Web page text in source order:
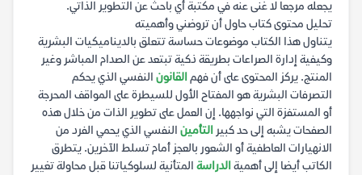
يجعله مرجعا لا غنى عنه في مكتبة أي باحث عن التطوير الذاتي.
تحليل محتوى كتاب حاول أن تروضني وأهميته
يتناول هذا الكتاب موضوعات حساسة تتعلق بالديناميكيات البشرية
وكيفية إدارة الصراعات بطريقة ذكية تبتعد عن الصدام المباشر وغير
المنتج. يركز المحتوى على أن فهمالقانون النفسي الذي يحكم
التصرفات البشرية هو المفتاح الأول للسيطرة على المواقف المحرجة
أو المستفزة التي نواجهها. إن العمل على تطوير الذات من خلال هذه
الصفحات يشبه إلى حد كبير التأمين النفسي الذي يحمي الفرد من
الانهيارات العاطفية أو الشعور بالعجز أمام تسلط الآخرين. يتطرق
الكاتب أيضا إلى أهميةالدراسة المتأنية لسلوكياتنا قبل محاولة تغيير